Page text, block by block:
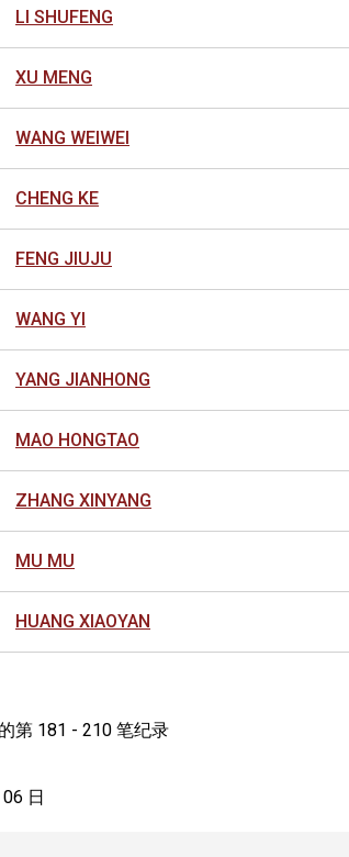
LI SHUFENG
XU MENG
WANG WEIWEI
CHENG KE
FENG JIUJU
WANG YI
YANG JIANHONG
MAO HONGTAO
ZHANG XINYANG
MU MU
HUANG XIAOYAN
第 181 - 210 笔纪录
日